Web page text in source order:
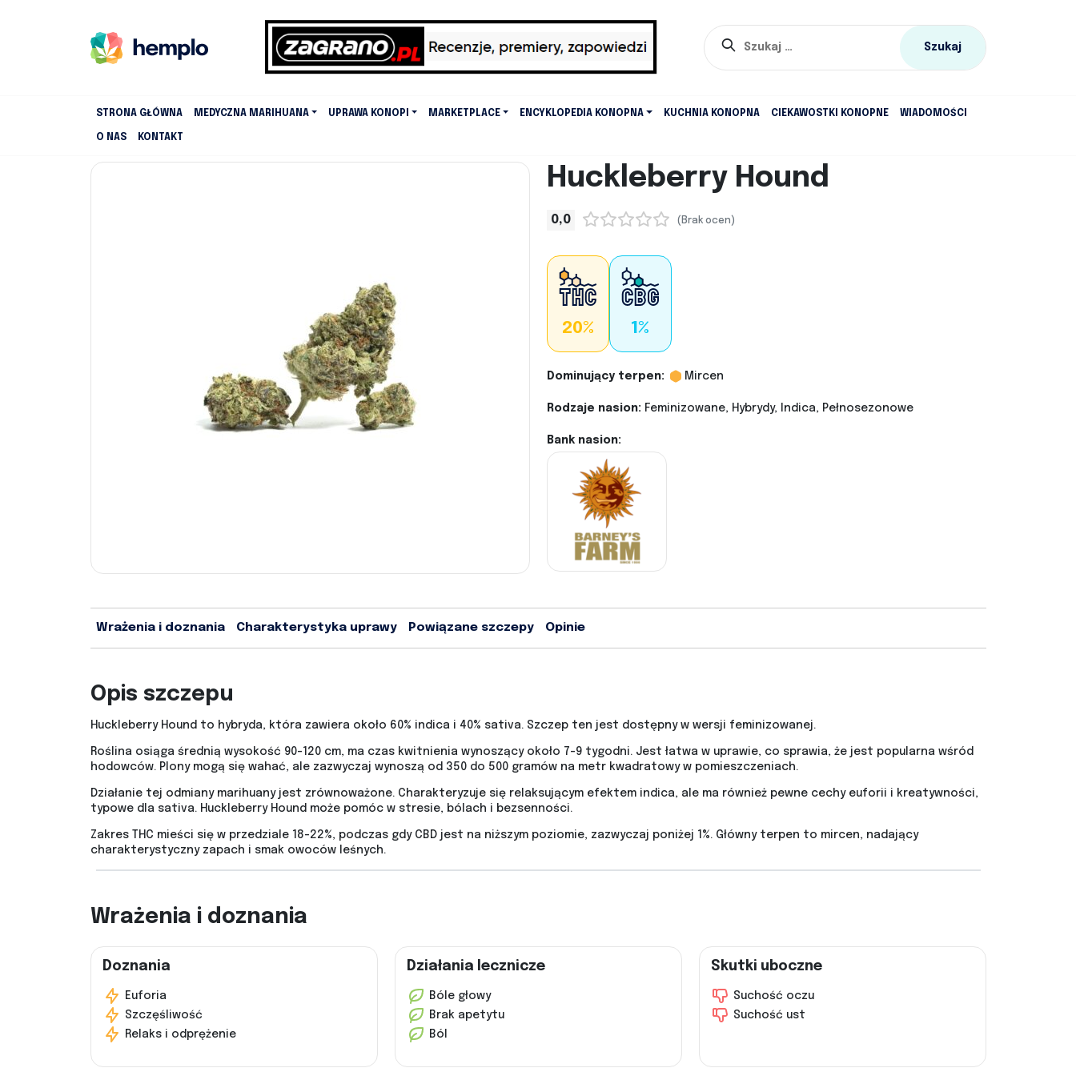
STRONA GŁÓWNA MEDYCZNA MARIHUANA UPRAWA KONOPI MARKETPLACE ENCYKLOPEDIA KONOPNA KUCHNIA KONOPNA CIEKAWOSTKI KONOPNE WIADOMOŚCI
O NAS KONTAKT
Huckleberry Hound
0,0 (Brak ocen)
20% 1%
Dominujący terpen: Mircen
Rodzaje nasion: Feminizowane, Hybrydy, Indica, Pełnosezonowe
Bank nasion:
Wrażenia i doznania Charakterystyka uprawy Powiązane szczepy Opinie
Opis szczepu
Huckleberry Hound to hybryda, która zawiera około 60% indica i 40% sativa. Szczep ten jest dostępny w wersji feminizowanej.
Roślina osiąga średnią wysokość 90-120 cm, ma czas kwitnienia wynoszący około 7-9 tygodni. Jest łatwa w uprawie, co sprawia, że jest popularna wśród
hodowców. Plony mogą się wahać, ale zazwyczaj wynoszą od 350 do 500 gramów na metr kwadratowy w pomieszczeniach.
Działanie tej odmiany marihuany jest zrównoważone. Charakteryzuje się relaksującym efektem indica, ale ma również pewne cechy euforii i kreatywności,
typowe dla sativa. Huckleberry Hound może pomóc w stresie, bólach i bezsenności.
Zakres THC mieści się w przedziale 18-22%, podczas gdy CBD jest na niższym poziomie, zazwyczaj poniżej 1%. Główny terpen to mircen, nadający
charakterystyczny zapach i smak owoców leśnych.
Wrażenia i doznania
Doznania
Euforia
Szczęśliwość
Relaks i odprężenie
Działania lecznicze
Bóle głowy
Brak apetytu
Ból
Skutki uboczne
Suchość oczu
Suchość ust